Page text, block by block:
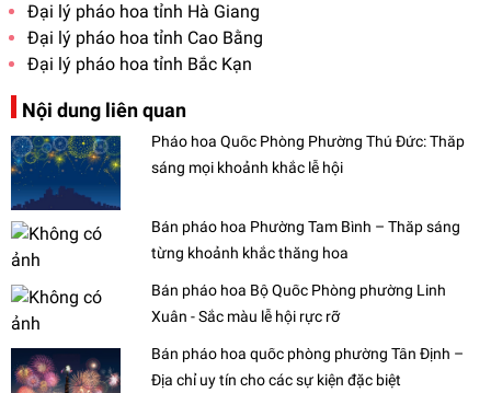
Đại lý pháo hoa tỉnh Hà Giang
Đại lý pháo hoa tỉnh Cao Bằng
Đại lý pháo hoa tỉnh Bắc Kạn
Nội dung liên quan
Pháo hoa Quốc Phòng Phường Thủ Đức: Thắp
sáng mọi khoảnh khắc lễ hội
Bán pháo hoa Phường Tam Bình – Thắp sáng
từng khoảnh khắc thăng hoa
Bán pháo hoa Bộ Quốc Phòng phường Linh
Xuân - Sắc màu lễ hội rực rỡ
Bán pháo hoa quốc phòng phường Tân Định –
Địa chỉ uy tín cho các sự kiện đặc biệt